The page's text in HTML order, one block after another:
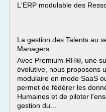
L'ERP modulable des
La gestion des Talents au
Managers
Avec Premium-RH®, une
évolutive, nous proposons
modulaire en mode SaaS
permet de fédérer les
Humaines et de piloter
gestion du...